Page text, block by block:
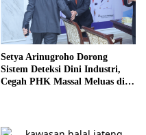
Setya Arinugroho Dorong
Sistem Deteksi Dini Industri,
Cegah PHK Massal Meluas di